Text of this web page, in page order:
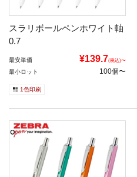
スラリボールペンホワイト軸
0.7
最安単価 ¥139.7(税込)〜
最小ロット 100個〜
1色印刷